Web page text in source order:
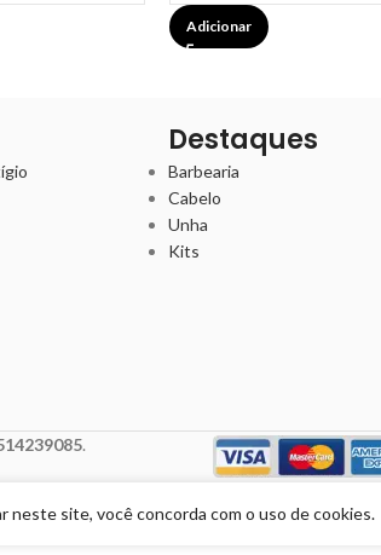
Adicionar
Destaques
Barbearia
Cabelo
Unha
Kits
.
neste site, você concorda com o uso de cookies.